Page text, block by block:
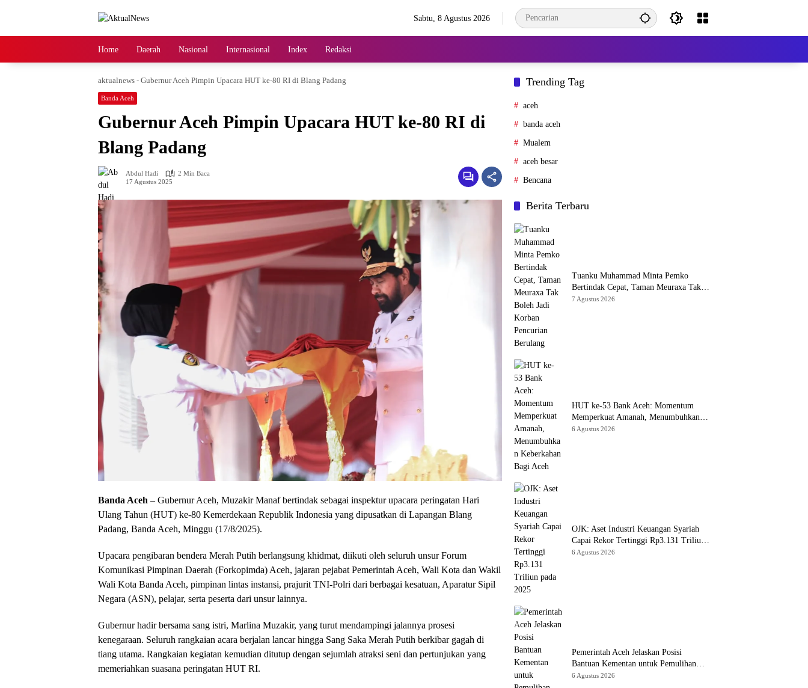
Sabtu, 8 Agustus 2026
Home Daerah Nasional Internasional Index Redaksi
aktualnews - Gubernur Aceh Pimpin Upacara HUT ke-80 RI di Blang Padang
Banda Aceh
Gubernur Aceh Pimpin Upacara HUT ke-80 RI di
Blang Padang
Abdul Hadi
2 Min Baca
17 Agustus 2025
Banda Aceh – Gubernur Aceh, Muzakir Manaf bertindak sebagai inspektur upacara peringatan Hari
Ulang Tahun (HUT) ke-80 Kemerdekaan Republik Indonesia yang dipusatkan di Lapangan Blang
Padang, Banda Aceh, Minggu (17/8/2025).
Upacara pengibaran bendera Merah Putih berlangsung khidmat, diikuti oleh seluruh unsur Forum
Komunikasi Pimpinan Daerah (Forkopimda) Aceh, jajaran pejabat Pemerintah Aceh, Wali Kota dan Wakil
Wali Kota Banda Aceh, pimpinan lintas instansi, prajurit TNI-Polri dari berbagai kesatuan, Aparatur Sipil
Negara (ASN), pelajar, serta peserta dari unsur lainnya.
Gubernur hadir bersama sang istri, Marlina Muzakir, yang turut mendampingi jalannya prosesi
kenegaraan. Seluruh rangkaian acara berjalan lancar hingga Sang Saka Merah Putih berkibar gagah di
tiang utama. Rangkaian kegiatan kemudian ditutup dengan sejumlah atraksi seni dan pertunjukan yang
memeriahkan suasana peringatan HUT RI.
Trending Tag
aceh
banda aceh
Mualem
aceh besar
Bencana
Berita Terbaru
Tuanku Muhammad Minta Pemko
Bertindak Cepat, Taman Meuraxa Tak
Boleh Jadi Korban Pencurian Berulang
7 Agustus 2026
HUT ke-53 Bank Aceh: Momentum
Memperkuat Amanah, Menumbuhkan
Keberkahan Bagi Aceh
6 Agustus 2026
OJK: Aset Industri Keuangan Syariah
Capai Rekor Tertinggi Rp3.131 Triliun
pada 2025
6 Agustus 2026
Pemerintah Aceh Jelaskan Posisi
Bantuan Kementan untuk Pemulihan
Sawah dan Kebun
6 Agustus 2026